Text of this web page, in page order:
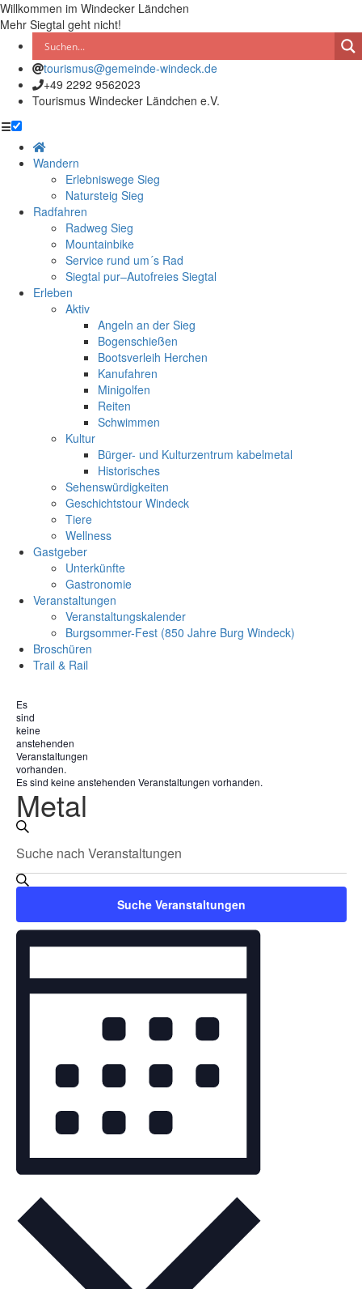
Willkommen im Windecker Ländchen
Mehr Siegtal geht nicht!
tourismus@gemeinde-windeck.de
+49 2292 9562023
Tourismus Windecker Ländchen e.V.
☰
Wandern
Erlebniswege Sieg
Natursteig Sieg
Radfahren
Radweg Sieg
Mountainbike
Service rund um´s Rad
Siegtal pur–Autofreies Siegtal
Erleben
Aktiv
Angeln an der Sieg
Bogenschießen
Bootsverleih Herchen
Kanufahren
Minigolfen
Reiten
Schwimmen
Kultur
Bürger- und Kulturzentrum kabelmetal
Historisches
Sehenswürdigkeiten
Geschichtstour Windeck
Tiere
Wellness
Gastgeber
Unterkünfte
Gastronomie
Veranstaltungen
Veranstaltungskalender
Burgsommer-Fest (850 Jahre Burg Windeck)
Broschüren
Trail & Rail
Es
sind
keine
anstehenden
Veranstaltungen
vorhanden.
Es sind keine anstehenden Veranstaltungen vorhanden.
Metal
Veranstaltungen
Suche
und
Ansichten,
Navigation
Schlüsselwort
eingeben.
Suche
Veranstaltungen
Schlüsselwort.
Suche Veranstaltungen
Veranstaltung
Ansichten-
Navigation